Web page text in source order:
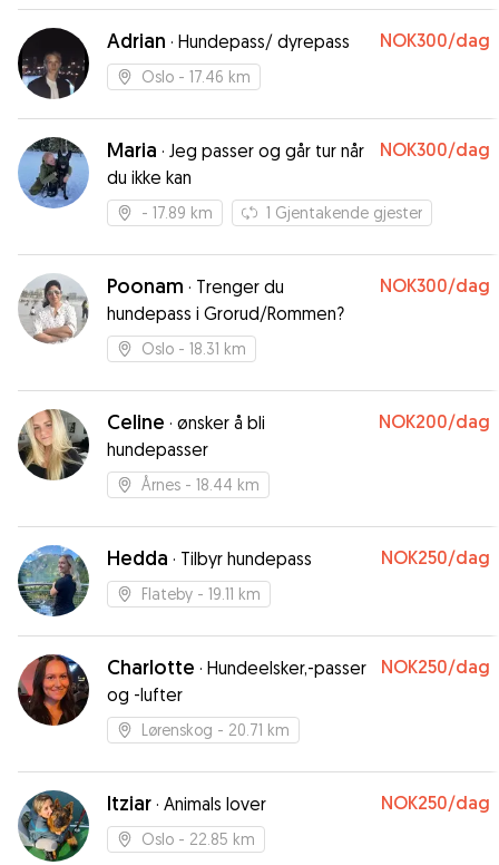
Adrian · Hundepass/ dyrepass NOK300/dag
Oslo - 17.46 km
Maria · Jeg passer og går tur når
du ikke kan
NOK300/dag
- 17.89 km 1 Gjentakende gjester
Poonam · Trenger du
hundepass i Grorud/Rommen?
NOK300/dag
Oslo - 18.31 km
Celine · ønsker å bli
hundepasser
NOK200/dag
Årnes - 18.44 km
Hedda · Tilbyr hundepass NOK250/dag
Flateby - 19.11 km
Charlotte · Hundeelsker,-passer
og -lufter
NOK250/dag
Lørenskog - 20.71 km
Itziar · Animals lover NOK250/dag
Oslo - 22.85 km